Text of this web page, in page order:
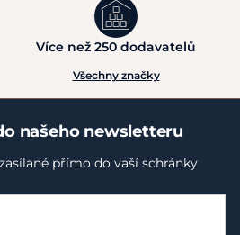
Více než 250 dodavatelů
Všechny značky
našeho newsletteru
přímo do vaší schránky